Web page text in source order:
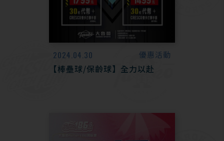
2024.04.30 優惠活動
【棒壘球/保齡球】全力以赴